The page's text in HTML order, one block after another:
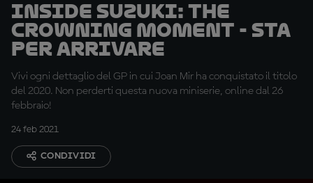
Inside Suzuki: The
Crowning Moment - Sta
per arrivare
Vivi ogni dettaglio del GP in cui Joan Mir ha conquistato il titolo
del 2020. Non perderti questa nuova miniserie, online dal 26
febbraio!
24 feb 2021
CONDIVIDI